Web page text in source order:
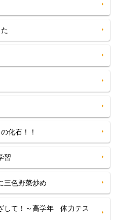
化石！！
習
三色野菜炒め
して！～高学年 体力テス